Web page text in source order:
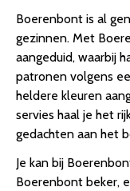
Boerenbont is al
gezinnen. Met
aangeduid, waarbij
patronen volgens
heldere kleuren
servies haal je het
gedachten aan het
Je kan bij
Boerenbont beker,